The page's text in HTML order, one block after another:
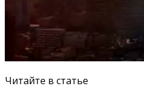
Читайте в статье